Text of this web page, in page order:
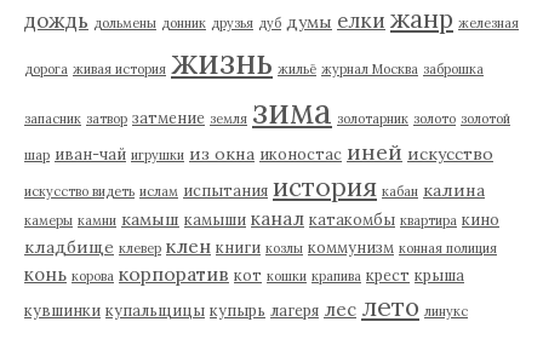
дождь дольмены донник друзья дуб думы елки жанр железная
дорога живая история жизнь жильё журнал Москва заброшка
запасник затвор затмение земля зима золотарник золото золотой
шар иван-чай игрушки из окна иконостас иней искусство
искусство видеть ислам испытания история кабан калина
камеры камни камыш камыши канал катакомбы квартира кино
кладбище клевер клен книги козлы коммунизм конная полиция
конь корова корпоратив кот кошки крапива крест крыша
кувшинки купальщицы купырь лагеря лес лето линукс